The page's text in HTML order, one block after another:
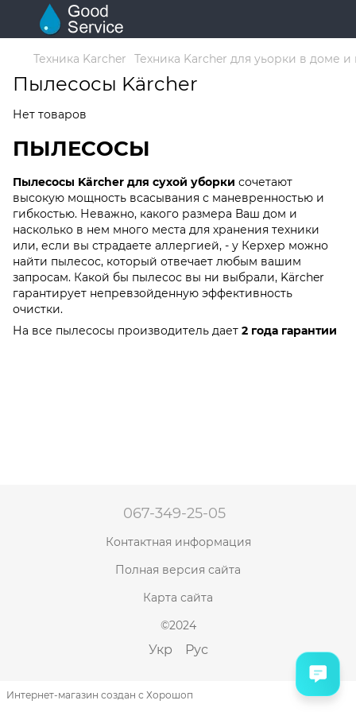
Техника Karcher Техника Karcher для уьорки в доме и
Пылесосы Kärcher
Нет товаров
ПЫЛЕСОСЫ
Пылесосы Kärcher для сухой уборки сочетают
высокую мощность всасывания с маневренностью и
гибкостью. Неважно, какого размера Ваш дом и
насколько в нем много места для хранения техники
или, если вы страдаете аллергией, - у Керхер можно
найти пылесос, который отвечает любым вашим
запросам. Какой бы пылесос вы ни выбрали, Kärcher
гарантирует непревзойденную эффективность
очистки.
На все пылесосы производитель дает 2 года гарантии
067-349-25-05
Контактная информация
Полная версия сайта
Карта сайта
©2024
Укр Рус
Интернет-магазин создан с Хорошоп